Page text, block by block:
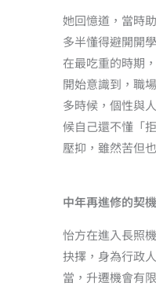
她回憶道，當時
多半懂得避開開
在最吃重的時期
開始意識到，職
多時候，個性與
候自己還不懂「
壓抑，雖然苦但
中年再進修的契機
怡方在進入長照
抉擇，身為行政
當，升遷機會有